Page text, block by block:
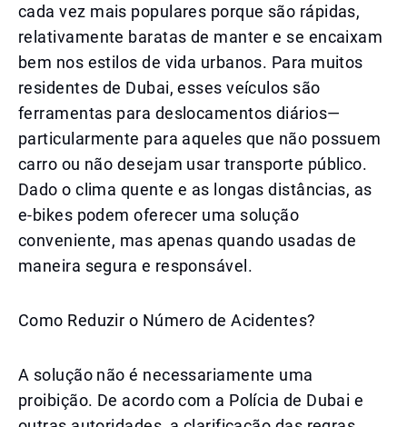
cada vez mais populares porque são rápidas,
relativamente baratas de manter e se encaixam
bem nos estilos de vida urbanos. Para muitos
residentes de Dubai, esses veículos são
ferramentas para deslocamentos diários—
particularmente para aqueles que não possuem
carro ou não desejam usar transporte público.
Dado o clima quente e as longas distâncias, as
e-bikes podem oferecer uma solução
conveniente, mas apenas quando usadas de
maneira segura e responsável.
Como Reduzir o Número de Acidentes?
A solução não é necessariamente uma
proibição. De acordo com a Polícia de Dubai e